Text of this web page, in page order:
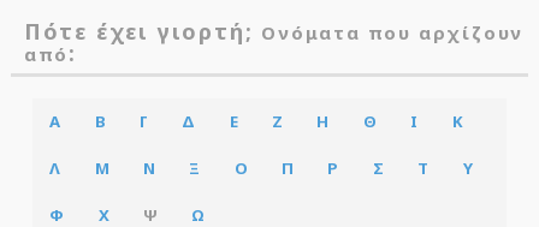
Πότε έχει γιορτή; Ονόματα που αρχίζουν
από :
Α Β Γ Δ Ε Ζ Η Θ Ι Κ
Λ Μ Ν Ξ Ο Π Ρ Σ Τ Υ
Φ Χ Ψ Ω